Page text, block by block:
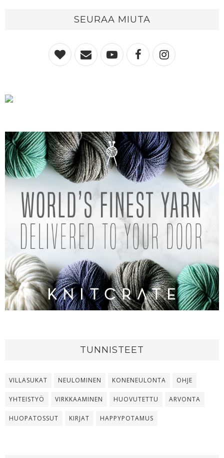
SEURAA MIUTA
TUNNISTEET
VILLASUKAT NEULOMINEN KONENEULONTA OHJE
YHTEISTYÖ VIRKKAAMINEN HUOVUTETTU ARVONTA
HUOPATOSSUT KIRJAT HAPPYPOTAMUS